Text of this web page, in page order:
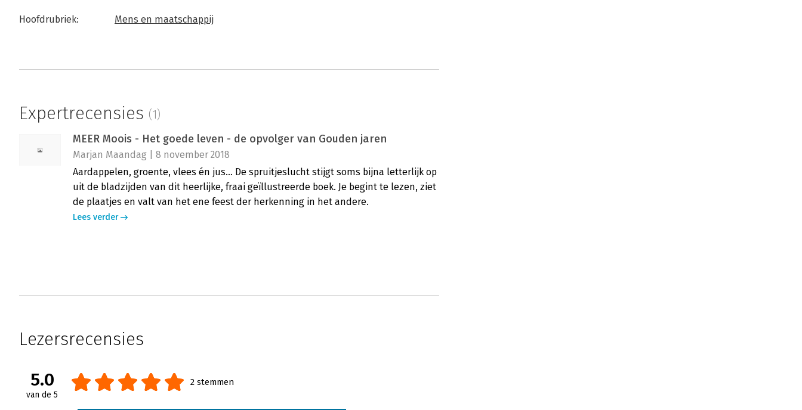
Hoofdrubriek: Mens en maatschappij
Expertrecensies (1)
MEER Moois - Het goede leven - de opvolger van Gouden jaren
Marjan Maandag | 8 november 2018
Aardappelen, groente, vlees én jus… De spruitjeslucht stijgt soms bijna letterlijk op
uit de bladzijden van dit heerlijke, fraai geïllustreerde boek. Je begint te lezen, ziet
de plaatjes en valt van het ene feest der herkenning in het andere.
Lees verder
Lezersrecensies
5.0
van de 5
2 stemmen